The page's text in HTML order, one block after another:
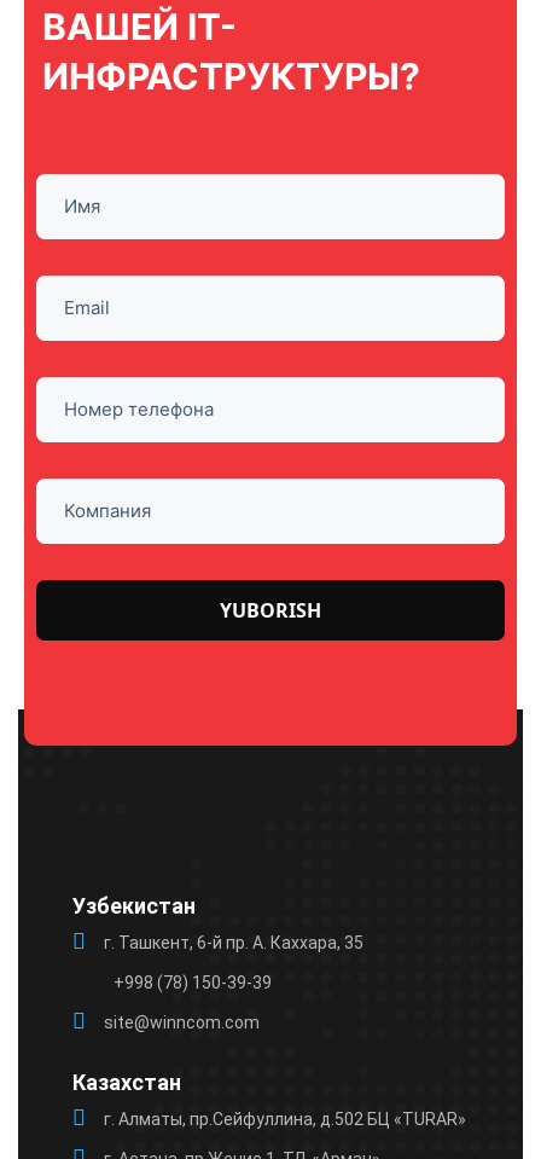
ВАШЕЙ IT-
ИНФРАСТРУКТУРЫ?
this
Узбекистан
г. Ташкент, 6-й пр. А. Каххара, 35
+998 (78) 150-39-39
site@winncom.com
Казахстан
г. Алматы, пр.Сейфуллина, д.502 БЦ «TURAR»